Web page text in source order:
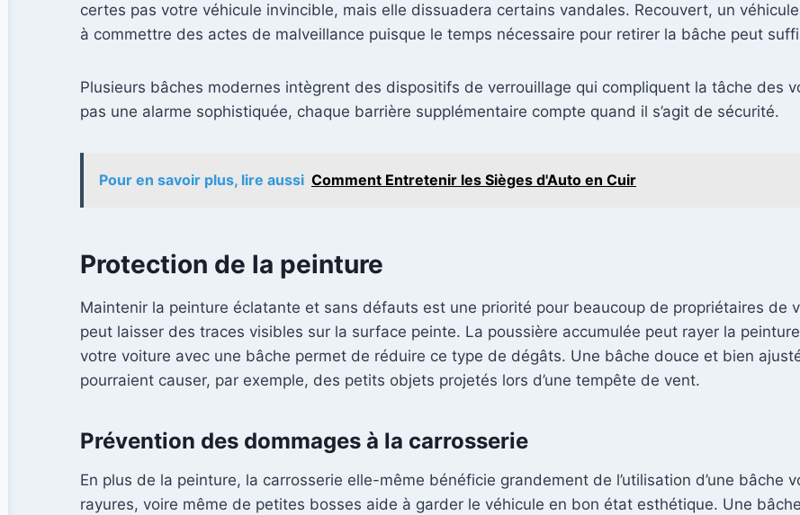
certes pas votre véhicule invincible, mais elle dissuadera certains vandales. Recouvert, un
à commettre des actes de malveillance puisque le temps nécessaire pour retirer la bâche peut
Plusieurs bâches modernes intègrent des dispositifs de verrouillage qui compliquent la tâche des
pas une alarme sophistiquée, chaque barrière supplémentaire compte quand il s’agit de sécurité.
Pour en savoir plus, lire aussi Comment Entretenir les Sièges d'Auto en Cuir
Protection de la peinture
Maintenir la peinture éclatante et sans défauts est une priorité pour beaucoup de propriétaires de
peut laisser des traces visibles sur la surface peinte. La poussière accumulée peut rayer la
votre voiture avec une bâche permet de réduire ce type de dégâts. Une bâche douce et bien
pourraient causer, par exemple, des petits objets projetés lors d’une tempête de vent.
Prévention des dommages à la carrosserie
En plus de la peinture, la carrosserie elle-même bénéficie grandement de l’utilisation d’une bâche
rayures, voire même de petites bosses aide à garder le véhicule en bon état esthétique. Une